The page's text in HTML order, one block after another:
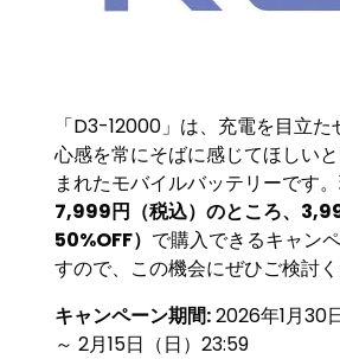
「D3-12000」は、充電を目立
心感を常にそばに感じてほしい
まれたモバイルバッテリーです
7,999円（税込）のところ、
50%OFF） で購入できるキャン
すので、この機会にぜひご検討く
キャンペーン期間:2026年1月30
～ 2月15日（日）23:59